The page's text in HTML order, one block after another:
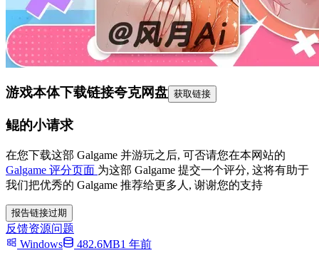
游戏本体下载链接夸克网盘 获取链接
鲲的小请求
在您下载这部 Galgame 并游玩之后, 可否请您在本网站的
Galgame 评分页面 为这部 Galgame 提交一个评分, 这将有助于
我们把优秀的 Galgame 推荐给更多人, 谢谢您的支持
报告链接过期
反馈资源问题
Windows
482.6MB1 年前